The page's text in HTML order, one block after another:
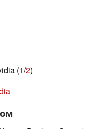
(1/2)